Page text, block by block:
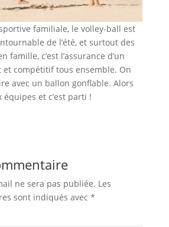
familiale, le volley-ball est
de l’été, et surtout des
famille, c’est l’assurance d’un
et compétitif tous ensemble. On
avec un ballon gonflable. Alors
et c’est parti !
ne sera pas publiée. Les
sont indiqués avec *